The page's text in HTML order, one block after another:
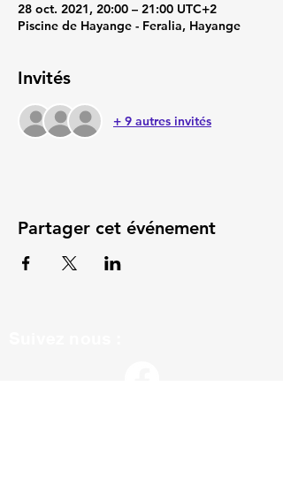
28 oct. 2021, 20:00 – 21:00 UTC+2
Piscine de Hayange - Feralia, Hayange
Invités
+ 9 autres invités
Partager cet événement